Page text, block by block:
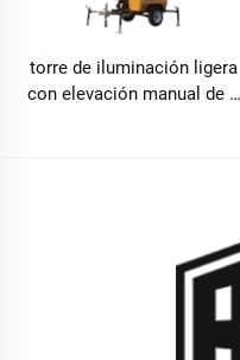
torre de iluminación ligera
con elevación manual de 9